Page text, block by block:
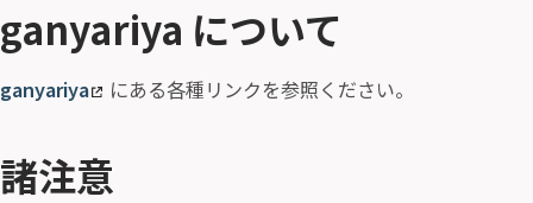
ganyariya について
ganyariya にある各種リンクを参照ください。
諸注意